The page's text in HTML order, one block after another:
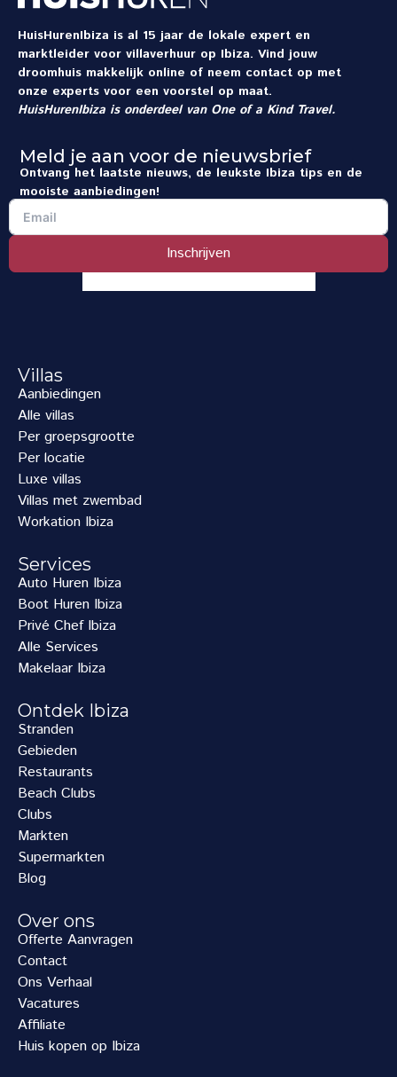
HuisHurenIbiza is al 15 jaar de lokale expert en
marktleider voor villaverhuur op Ibiza. Vind jouw
droomhuis makkelijk online of neem contact op met
onze experts voor een voorstel op maat.
HuisHurenIbiza is onderdeel van One of a Kind Travel.
Meld je aan voor de nieuwsbrief
Ontvang het laatste nieuws, de leukste Ibiza tips en de
mooiste aanbiedingen!
Inschrijven
Villas
Aanbiedingen
Alle villas
Per groepsgrootte
Per locatie
Luxe villas
Villas met zwembad
Workation Ibiza
Services
Auto Huren Ibiza
Boot Huren Ibiza
Privé Chef Ibiza
Alle Services
Makelaar Ibiza
Ontdek Ibiza
Stranden
Gebieden
Restaurants
Beach Clubs
Clubs
Markten
Supermarkten
Blog
Over ons
Offerte Aanvragen
Contact
Ons Verhaal
Vacatures
Affiliate
Huis kopen op Ibiza